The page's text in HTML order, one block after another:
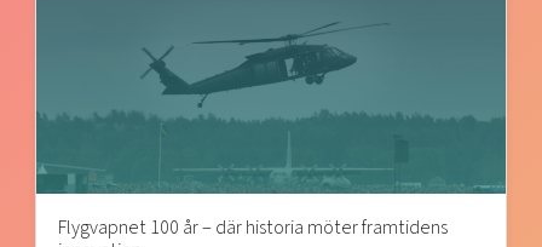
Flygvapnet 100 år – där historia möter framtidens